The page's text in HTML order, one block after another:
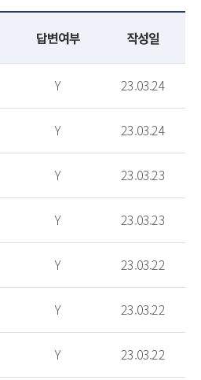
답변여부 작성일
Y 23.03.24
Y 23.03.24
Y 23.03.23
Y 23.03.23
Y 23.03.22
Y 23.03.22
Y 23.03.22